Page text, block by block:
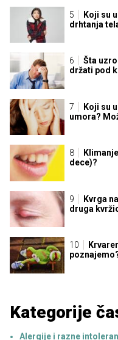
Koji su
drhtanja
Šta
držati pod
Koji su
umora?
dece)?
Kvrga
druga
Kategorije
Alergije i razne